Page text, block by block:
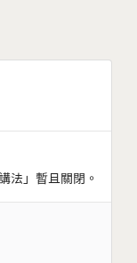
法」暫且關閉。